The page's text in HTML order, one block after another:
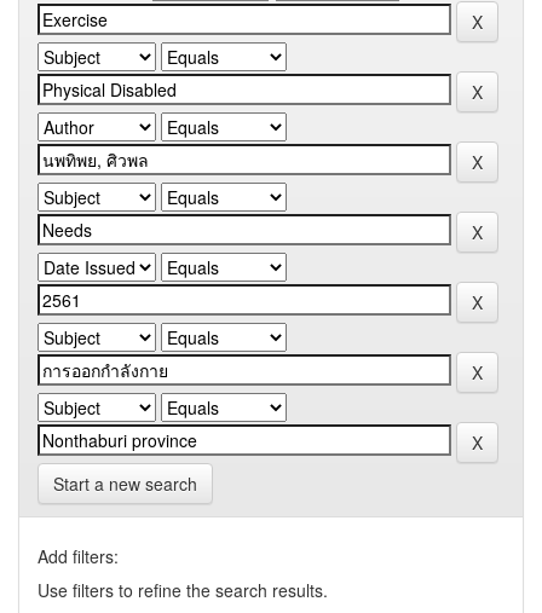
Start a new search
Add filters:
Use filters to refine the search results.